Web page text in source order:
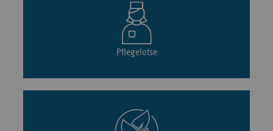
Pflegelotse